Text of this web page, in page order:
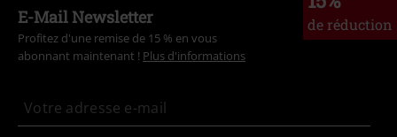
de réduction
E-Mail Newsletter
Profitez d'une remise de 15 % en vous
abonnant maintenant ! Plus d'informations